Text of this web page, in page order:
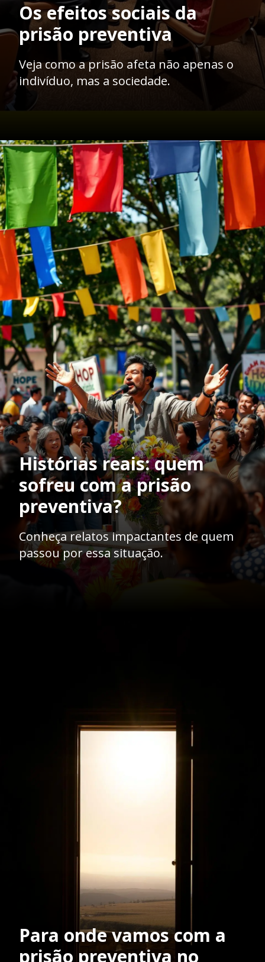
Os efeitos sociais da
prisão preventiva
Veja como a prisão afeta não apenas o
indivíduo, mas a sociedade.
Opening
Histórias reais: quem
sofreu com a prisão
preventiva?
Conheça relatos impactantes de quem
passou por essa situação.
Para onde vamos com a
prisão preventiva no